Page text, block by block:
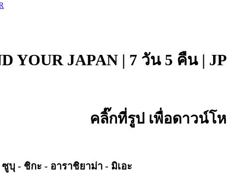
YOUR JAPAN | 7 วัน 5 คืน |
คลิ๊กที่รูป เพื่อดาวน์โ
บุ - ชิกะ - อาราชิยาม่า - มิเอะ